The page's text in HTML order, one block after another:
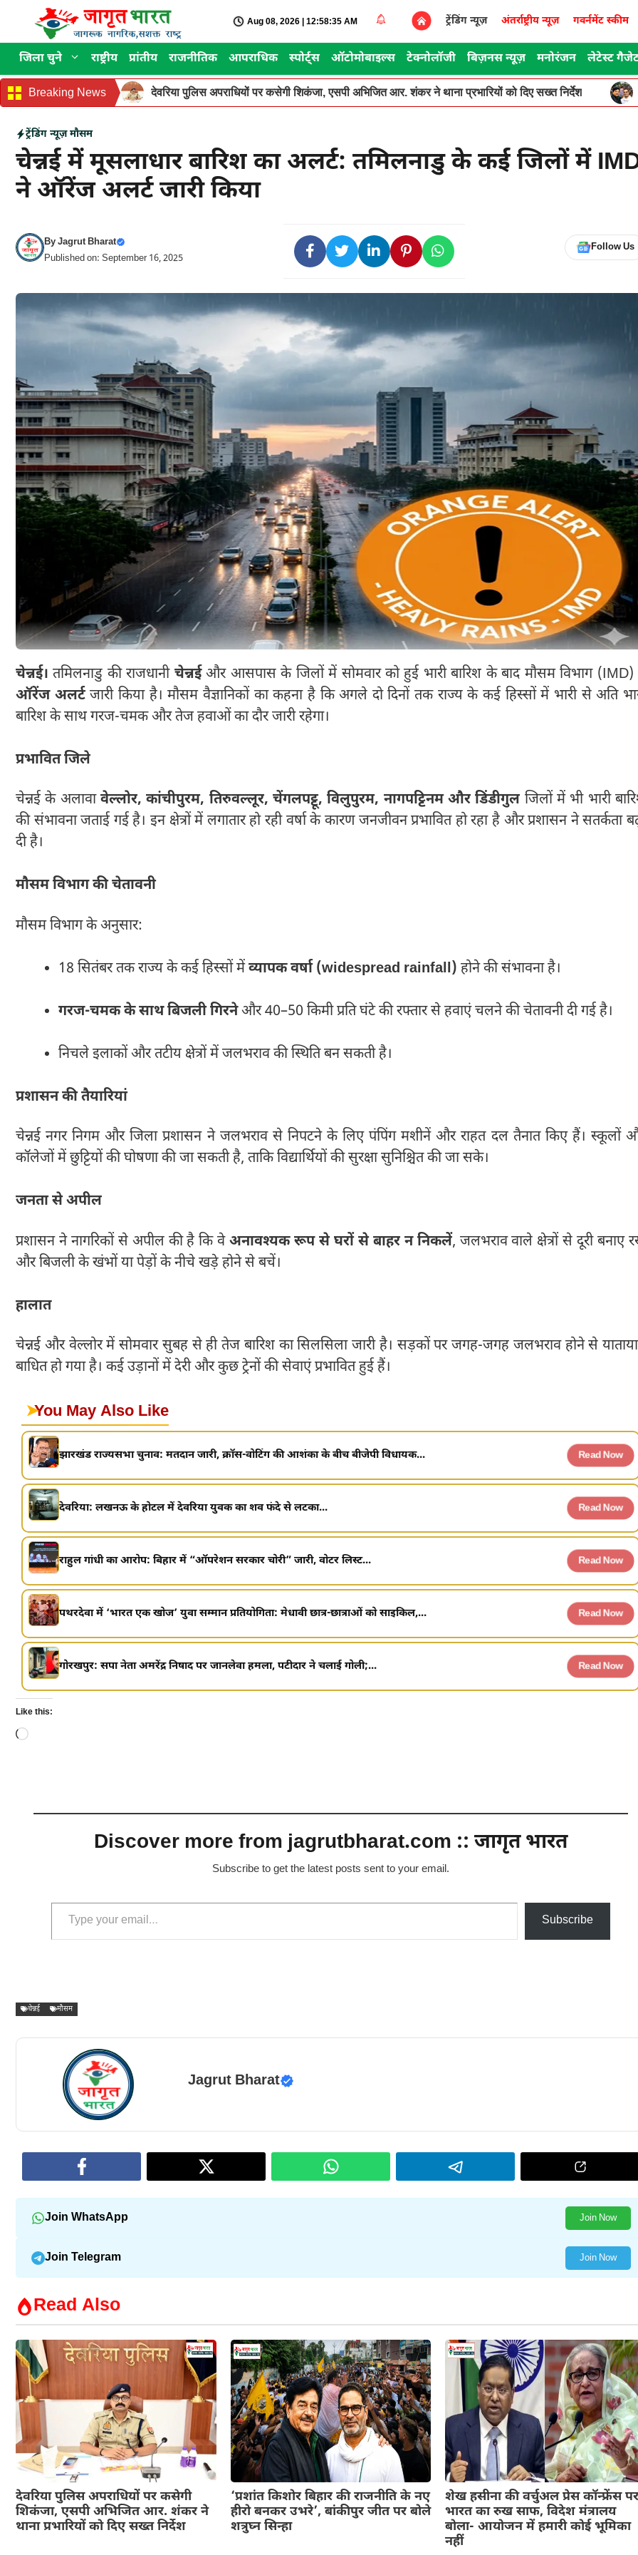
content
Aug 08, 2026 | 12:58:35 AM ट्रेंडिंग न्यूज़ अंतर्राष्ट्रीय न्यूज़ गवर्नमेंट स्कीम
जिला चुने राष्ट्रीय प्रांतीय राजनीतिक आपराधिक स्पोर्ट्स ऑटोमोबाइल्स टेक्नोलॉजी बिज़नस न्यूज़ मनोरंजन लेटेस्ट
Breaking News देवरिया पुलिस अपराधियों पर कसेगी शिकंजा, एसपी अभिजित आर. शंकर ने थाना प्रभारियों को दिए सख्त निर्देश
ट्रेंडिंग न्यूज़ मौसम
चेन्नई में मूसलाधार बारिश का अलर्ट: तमिलनाडु के कई जिलों में
ने ऑरेंज अलर्ट जारी किया
ByJagrut Bharat
Published on: September 16, 2025
Follow Us
चेन्नई। तमिलनाडु की राजधानी चेन्नईऔर आसपास के जिलों में सोमवार को हुई भारी बारिश के बाद मौसम विभाग (IMD)
ऑरेंज अलर्टजारी किया है। मौसम वैज्ञानिकों का कहना है कि अगले दो दिनों तक राज्य के कई हिस्सों में भारी से अति
बारिश के साथ गरज-चमक और तेज हवाओं का दौर जारी रहेगा।
प्रभावित जिले
चेन्नई के अलावावेल्लोर, कांचीपुरम, तिरुवल्लूर, चेंगलपट्टू, विलुपुरम, नागपट्टिनम और डिंडीगुल जिलों में भी भारी
की संभावना जताई गई है। इन क्षेत्रों में लगातार हो रही वर्षा के कारण जनजीवन प्रभावित हो रहा है और प्रशासन ने सतर्कता
दी है।
मौसम विभाग की चेतावनी
मौसम विभाग के अनुसार:
18 सितंबर तक राज्य के कई हिस्सों मेंव्यापक वर्षा (widespread rainfall) होने की संभावना है।
गरज-चमक के साथ बिजली गिरनेऔर 40–50 किमी प्रति घंटे की रफ्तार से हवाएं चलने की चेतावनी दी गई है।
निचले इलाकों और तटीय क्षेत्रों में जलभराव की स्थिति बन सकती है।
प्रशासन की तैयारियां
चेन्नई नगर निगम और जिला प्रशासन ने जलभराव से निपटने के लिए पंपिंग मशीनें और राहत दल तैनात किए हैं। स्कूलों
कॉलेजों में छुट्टियों की घोषणा की जा सकती है, ताकि विद्यार्थियों की सुरक्षा सुनिश्चित की जा सके।
जनता से अपील
प्रशासन ने नागरिकों से अपील की है कि वेअनावश्यक रूप से घरों से बाहर न निकलें, जलभराव वाले क्षेत्रों से दूरी बनाए
और बिजली के खंभों या पेड़ों के नीचे खड़े होने से बचें।
हालात
चेन्नई और वेल्लोर में सोमवार सुबह से ही तेज बारिश का सिलसिला जारी है। सड़कों पर जगह-जगह जलभराव होने से
बाधित हो गया है। कई उड़ानों में देरी और कुछ ट्रेनों की सेवाएं प्रभावित हुई हैं।
➤You May Also Like
झारखंड राज्यसभा चुनाव: मतदान जारी, क्रॉस-वोटिंग की आशंका के बीच बीजेपी विधायक... Read Now
देवरिया: लखनऊ के होटल में देवरिया युवक का शव फंदे से लटका... Read Now
राहुल गांधी का आरोप: बिहार में “ऑपरेशन सरकार चोरी” जारी, वोटर लिस्ट... Read Now
पथरदेवा में ‘भारत एक खोज’ युवा सम्मान प्रतियोगिता: मेधावी छात्र-छात्राओं को साइकिल,... Read Now
गोरखपुर: सपा नेता अमरेंद्र निषाद पर जानलेवा हमला, पटीदार ने चलाई गोली;... Read Now
Like this:
Loading…
Discover more from jagrutbharat.com :: जागृत भारत
Subscribe to get the latest posts sent to your email.
Type your email…
Subscribe
चेन्नई मौसम
Jagrut Bharat
Join WhatsApp Join Now
Join Telegram Join Now
Read Also
देवरिया पुलिस अपराधियों पर कसेगी
शिकंजा, एसपी अभिजित आर. शंकर ने
थाना प्रभारियों को दिए सख्त निर्देश
‘प्रशांत किशोर बिहार की राजनीति के नए
हीरो बनकर उभरे’, बांकीपुर जीत पर बोले
शत्रुघ्न सिन्हा
शेख हसीना की वर्चुअल प्रेस कॉन्फ्रेंस
भारत का रुख साफ, विदेश मंत्रालय
बोला- आयोजन में हमारी कोई भूमिका
नहीं